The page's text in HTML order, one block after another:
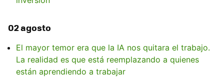
02 agosto
El mayor temor era que la IA nos quitara el trabajo.
La realidad es que está reemplazando a quienes
están aprendiendo a trabajar